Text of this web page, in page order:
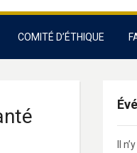
COMITÉ D’ÉTHIQUE
Il